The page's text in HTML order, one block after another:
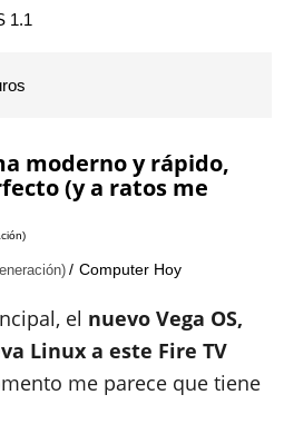
1.1
moderno y rápido,
(y a ratos me
Computer Hoy
el nuevo Vega OS,
Linux a este Fire TV
me parece que tiene